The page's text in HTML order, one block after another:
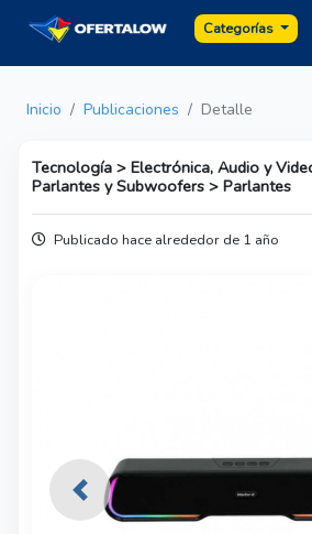
Categorías
Inicio Publicaciones Detalle
Tecnología > Electrónica, Audio y
Parlantes y Subwoofers > Parlantes
Publicado hace alrededor de 1 año
Previous